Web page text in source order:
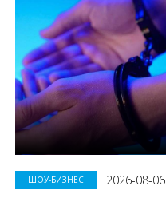
ШОУ-БИЗНЕС
2026-08-06